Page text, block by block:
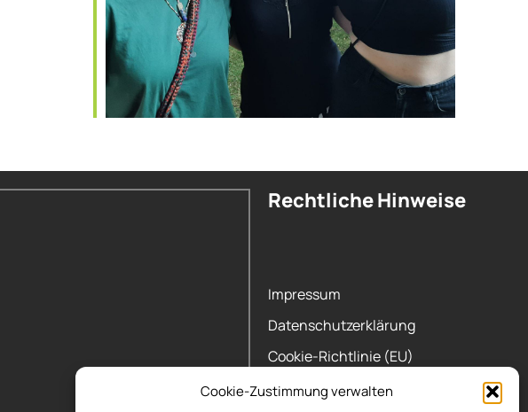
Cookie-Zustimmung verwalten
Rechtliche Hinweise
Impressum
Datenschutzerklärung
Cookie-Richtlinie (EU)